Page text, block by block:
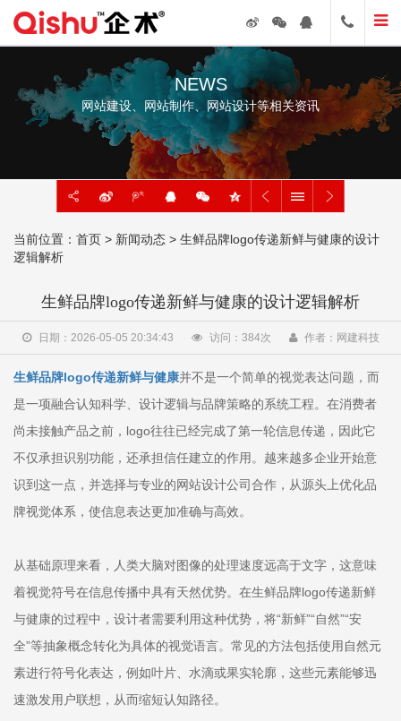
NEWS
网站建设、网站制作、网站设计等相关资讯
当前位置： 首页 > 新闻动态 > 生鲜品牌logo传递新鲜与健康的设计
逻辑解析
生鲜品牌logo传递新鲜与健康的设计逻辑解析
日期：2026-05-05 20:34:43 访问： 384次 作者：网建科技
生鲜品牌logo传递新鲜与健康并不是一个简单的视觉表达问题，而
是一项融合认知科学、设计逻辑与品牌策略的系统工程。在消费者
尚未接触产品之前，logo往往已经完成了第一轮信息传递，因此它
不仅承担识别功能，还承担信任建立的作用。越来越多企业开始意
识到这一点，并选择与专业的网站设计公司合作，从源头上优化品
牌视觉体系，使信息表达更加准确与高效。
从基础原理来看，人类大脑对图像的处理速度远高于文字，这意味
着视觉符号在信息传播中具有天然优势。在生鲜品牌logo传递新鲜
与健康的过程中，设计者需要利用这种优势，将“新鲜”“自然”“安
全”等抽象概念转化为具体的视觉语言。常见的方法包括使用自然元
素进行符号化表达，例如叶片、水滴或果实轮廓，这些元素能够迅
速激发用户联想，从而缩短认知路径。